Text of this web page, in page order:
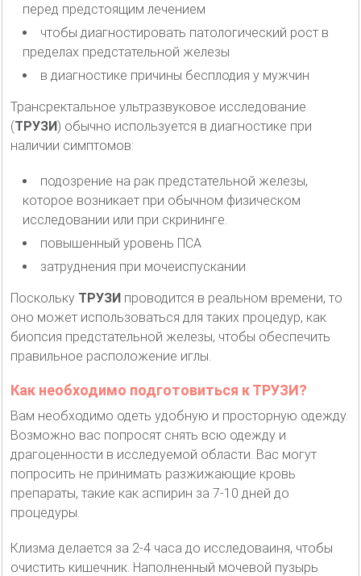
перед предстоящим лечением
чтобы диагностировать патологический рост в
пределах предстательной железы
в диагностике причины бесплодия у мужчин
Трансректальное ультразвуковое исследование
(ТРУЗИ) обычно используется в диагностике при
наличии симптомов:
подозрение на рак предстательной железы,
которое возникает при обычном физическом
исследовании или при скрининге.
повышенный уровень ПСА
затруднения при мочеиспускании
Поскольку ТРУЗИ проводится в реальном времени, то
оно может использоваться для таких процедур, как
биопсия предстательной железы, чтобы обеспечить
правильное расположение иглы.
Как необходимо подготовиться к ТРУЗИ?
Вам необходимо одеть удобную и просторную одежду.
Возможно вас попросят снять всю одежду и
драгоценности в исследуемой области. Вас могут
попросить не принимать разжижающие кровь
препараты, такие как аспирин за 7-10 дней до
процедуры.
Клизма делается за 2-4 часа до исследоваиня, чтобы
очистить кишечник. Наполненный мочевой пузырь